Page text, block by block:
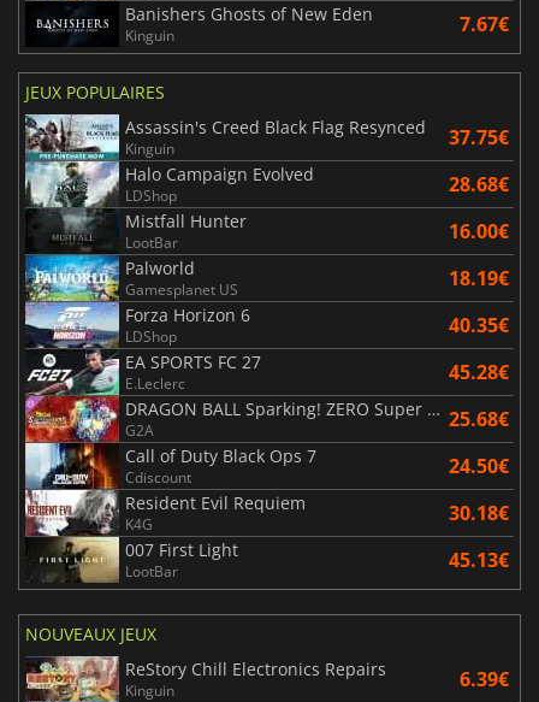
Banishers Ghosts of New Eden
Kinguin 7.67€
JEUX POPULAIRES
Assassin's Creed Black Flag Resynced
Kinguin 37.75€
Halo Campaign Evolved
LDShop 28.68€
Mistfall Hunter
LootBar 16.00€
Palworld
Gamesplanet US 18.19€
Forza Horizon 6
LDShop 40.35€
EA SPORTS FC 27
E.Leclerc 45.28€
DRAGON BALL Sparking! ZERO Super Limit Breaking NEO
G2A 25.68€
Call of Duty Black Ops 7
Cdiscount 24.50€
Resident Evil Requiem
K4G 30.18€
007 First Light
LootBar 45.13€
NOUVEAUX JEUX
ReStory Chill Electronics Repairs
Kinguin 6.39€